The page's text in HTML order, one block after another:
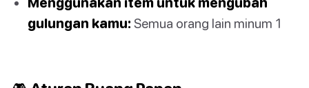
gulungan kamu: Semua orang lain minum 1